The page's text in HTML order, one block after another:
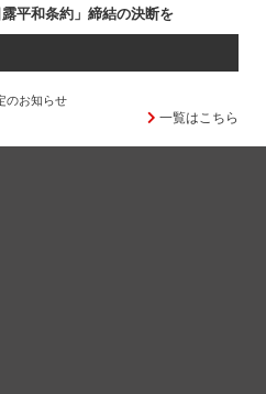
平和条約」締結の決断を
のお知らせ
一覧はこちら